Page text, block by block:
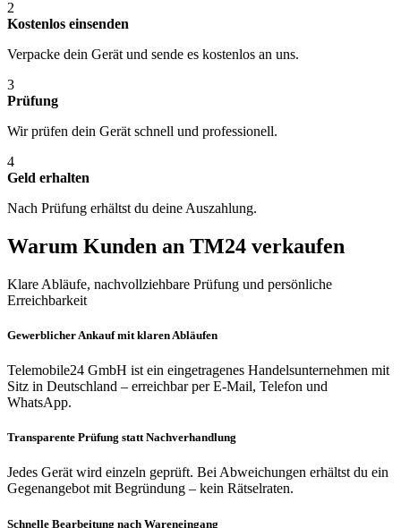
2
Kostenlos einsenden
Verpacke dein Gerät und sende es kostenlos an uns.
3
Prüfung
Wir prüfen dein Gerät schnell und professionell.
4
Geld erhalten
Nach Prüfung erhältst du deine Auszahlung.
Warum Kunden an TM24 verkaufen
Klare Abläufe, nachvollziehbare Prüfung und persönliche
Erreichbarkeit
Gewerblicher Ankauf mit klaren Abläufen
Telemobile24 GmbH ist ein eingetragenes Handelsunternehmen mit
Sitz in Deutschland – erreichbar per E-Mail, Telefon und
WhatsApp.
Transparente Prüfung statt Nachverhandlung
Jedes Gerät wird einzeln geprüft. Bei Abweichungen erhältst du ein
Gegenangebot mit Begründung – kein Rätselraten.
Schnelle Bearbeitung nach Wareneingang